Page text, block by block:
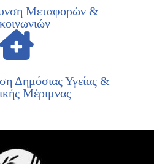
Μεταφορών &
Δημόσιας Υγείας &
Μέριμνας